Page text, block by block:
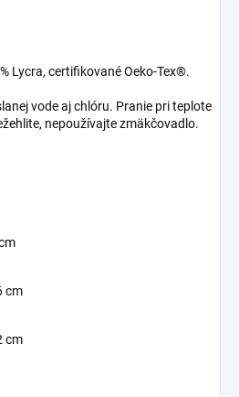
Lycra, certifikované Oeko-Tex®.
vode aj chlóru. Pranie pri teplote
nepoužívajte zmäkčovadlo.
cm
cm